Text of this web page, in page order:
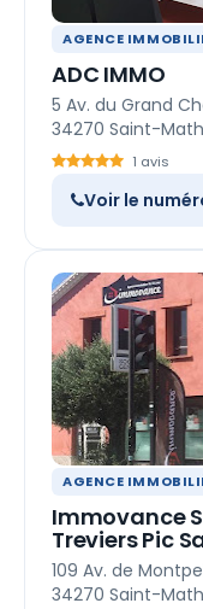
AGENCE
ADC IMMO
5 Av. du Grand
34270 Saint-
1 avis
Voir le
AGENCE
Immovance
Treviers Pic
109 Av. de
34270 Saint-